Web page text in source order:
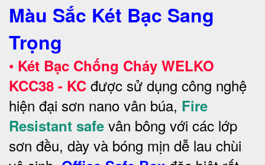
Màu Sắc Két Bạc Sang
Trọng
• Két Bạc Chống Cháy WELKO
KCC38 - KC được sử dụng công nghệ
hiện đại sơn nano vân búa, Fire
Resistant safe vân bông với các lớp
sơn đều, dày và bóng mịn dễ lau chùi